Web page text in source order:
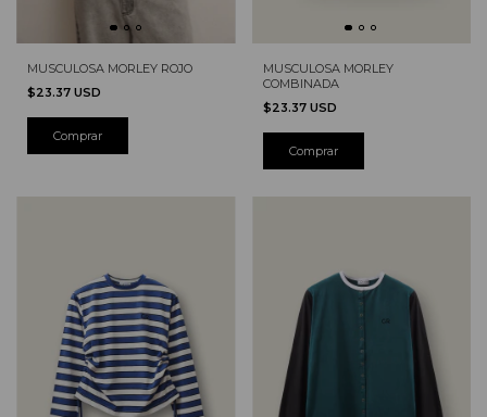
MUSCULOSA MORLEY ROJO
$23.37 USD
Comprar
MUSCULOSA MORLEY
COMBINADA
$23.37 USD
Comprar